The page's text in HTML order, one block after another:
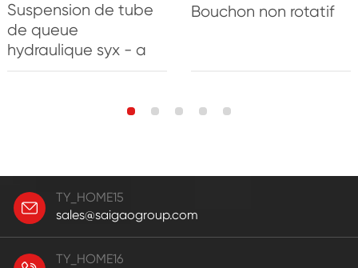
Suspension de tube
de queue
hydraulique syx - a
Bouchon non rotatif
TY_HOME15
sales@saigaogroup.com
TY_HOME16